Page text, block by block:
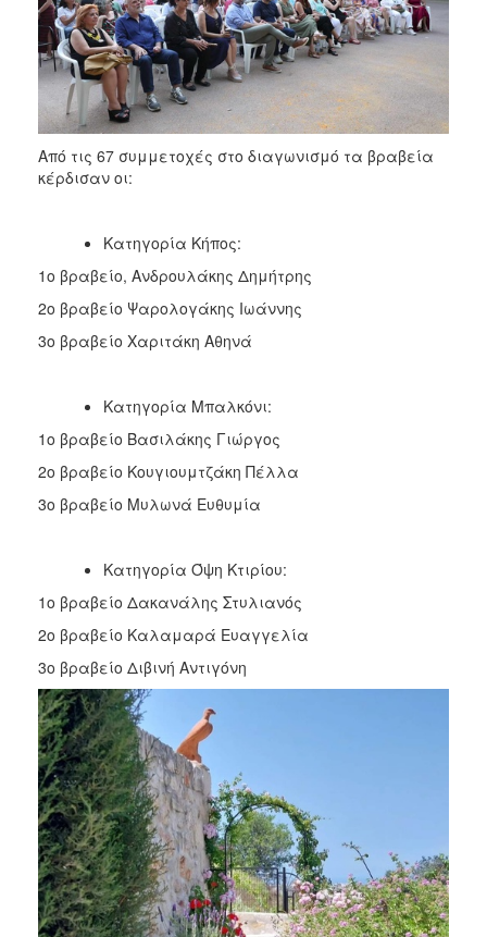
Από τις 67 συμμετοχές στο διαγωνισμό τα βραβεία
κέρδισαν οι:
Κατηγορία Κήπος:
1ο βραβείο, Ανδρουλάκης Δημήτρης
2ο βραβείο Ψαρολογάκης Ιωάννης
3ο βραβείο Χαριτάκη Αθηνά
Κατηγορία Μπαλκόνι:
1ο βραβείο Βασιλάκης Γιώργος
2ο βραβείο Κουγιουμτζάκη Πέλλα
3ο βραβείο Μυλωνά Ευθυμία
Κατηγορία Όψη Κτιρίου:
1ο βραβείο Δακανάλης Στυλιανός
2ο βραβείο Καλαμαρά Ευαγγελία
3ο βραβείο Διβινή Αντιγόνη